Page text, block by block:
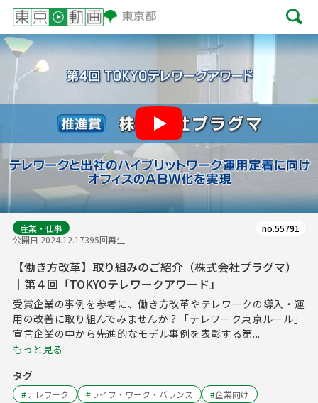
産業・仕事
公開日 2024.12.17395回再生
no.55791
【働き方改革】取り組みのご紹介（株式会社プラグマ）
｜第４回「TOKYOテレワークアワード」
受賞企業の事例を参考に、働き方改革やテレワークの導入・運
用の改善に取り組んでみませんか？「テレワーク東京ルール」
宣言企業の中から先進的なモデル事例を表彰する第...
もっと見る
タグ
#テレワーク #ライフ・ワーク・バランス #企業向け